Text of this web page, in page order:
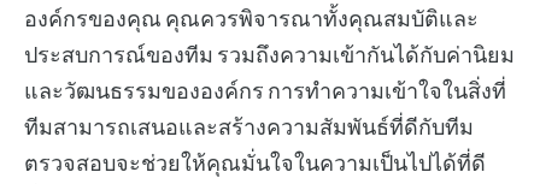
องค์กรของคุณ คุณควรพิจารณาทั้งคุณสมบัติและ
ประสบการณ์ของทีม รวมถึงความเข้ากันได้กับค่านิยม
และวัฒนธรรมขององค์กร การทำความเข้าใจในสิ่งที่
ทีมสามารถเสนอและสร้างความสัมพันธ์ที่ดีกับทีม
ตรวจสอบจะช่วยให้คุณมั่นใจในความเป็นไปได้ที่ดี